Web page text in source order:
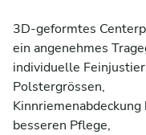
3D-geformtes
ein angenehmes
individuelle
Polstergrössen,
besseren Pflege,